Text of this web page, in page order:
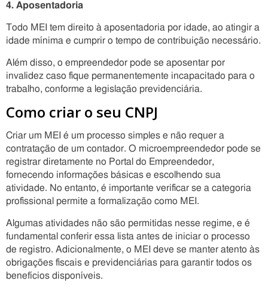
4. Aposentadoria
Todo MEI tem direito à aposentadoria por idade, ao atingir a
idade mínima e cumprir o tempo de contribuição necessário.
Além disso, o empreendedor pode se aposentar por
invalidez caso fique permanentemente incapacitado para o
trabalho, conforme a legislação previdenciária.
Como criar o seu CNPJ
Criar um MEI é um processo simples e não requer a
contratação de um contador. O microempreendedor pode se
registrar diretamente no Portal do Empreendedor,
fornecendo informações básicas e escolhendo sua
atividade. No entanto, é importante verificar se a categoria
profissional permite a formalização como MEI.
Algumas atividades não são permitidas nesse regime, e é
fundamental conferir essa lista antes de iniciar o processo
de registro. Adicionalmente, o MEI deve se manter atento às
obrigações fiscais e previdenciárias para garantir todos os
benefícios disponíveis.